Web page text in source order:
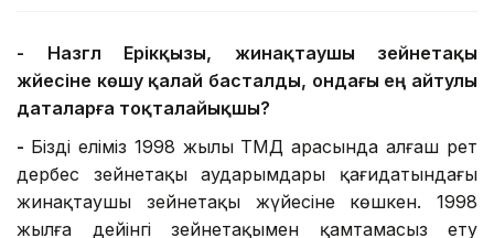
- Назгүл Ерікқызы, жинақтаушы зейнетақы
жүйесіне көшу қалай басталды, ондағы ең айтулы
даталарға тоқталайықшы?
- Біздің еліміз 1998 жылы ТМД арасында алғаш рет
дербес зейнетақы аударымдары қағидатындағы
жинақтаушы зейнетақы жүйесіне көшкен. 1998
жылға дейінгі зейнетақымен қамтамасыз ету